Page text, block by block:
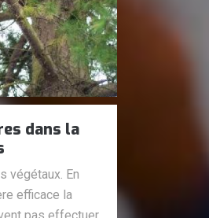
dans la
végétaux. En
efficace la